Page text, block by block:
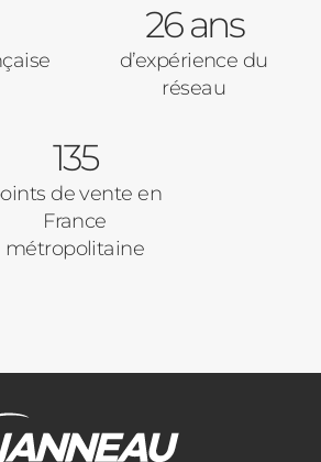
Vitrées
Roulants
26 ans
d’expérience du
réseau
135
de vente en
France
métropolitaine